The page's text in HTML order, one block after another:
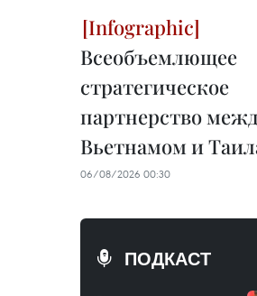
Всеобъемлющее
стратегическое
партнерство
Вьетнамом и
06/08/2026 00:30
ПОДКАСТ